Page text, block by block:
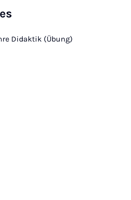
Didaktik (Übung)